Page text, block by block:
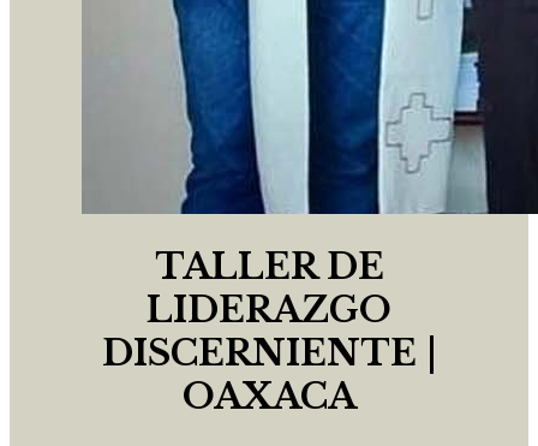
TALLER DE
LIDERAZGO
DISCERNIENTE |
OAXACA